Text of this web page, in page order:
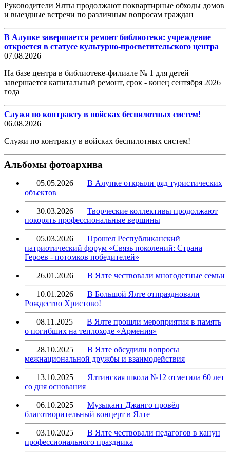
Руководители Ялты продолжают поквартирные обходы домов
и выездные встречи по различным вопросам граждан
В Алупке завершается ремонт библиотеки: учреждение
откроется в статусе культурно-просветительского центра
07.08.2026
На базе центра в библиотеке-филиале № 1 для детей
завершается капитальный ремонт, срок - конец сентября 2026
года
Служи по контракту в войсках беспилотных систем!
06.08.2026
Служи по контракту в войсках беспилотных систем!
Альбомы фотоархива
05.05.2026
В Алупке открыли ряд туристических
объектов
30.03.2026
Творческие коллективы продолжают
покорять профессиональные вершины
05.03.2026
Прошел Республиканский
патриотический форум «Связь поколений: Страна
Героев - потомков победителей»
26.01.2026 В Ялте чествовали многодетные семьи
10.01.2026
В Большой Ялте отпраздновали
Рождество Христово!
08.11.2025
В Ялте прошли мероприятия в память
о погибших на теплоходе «Армения»
28.10.2025
В Ялте обсудили вопросы
межнациональной дружбы и взаимодействия
13.10.2025
Ялтинская школа №12 отметила 60 лет
со дня основания
06.10.2025
Музыкант Джанго провёл
благотворительный концерт в Ялте
03.10.2025
В Ялте чествовали педагогов в канун
профессионального праздника